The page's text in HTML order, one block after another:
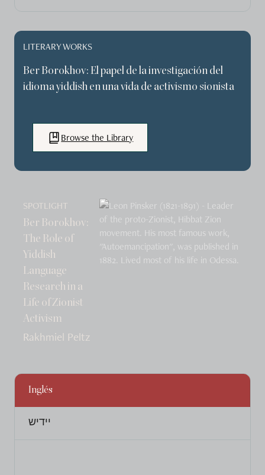
LITERARY WORKS
Ber Borokhov: El papel de la investigación del
idioma yiddish en una vida de activismo sionista
Browse the Library
SPOTLIGHT
Ber Borokhov:
The Role of
Yiddish
Language
Research in a
Life of Zionist
Activism
Rakhmiel Peltz
Inglés
יידיש